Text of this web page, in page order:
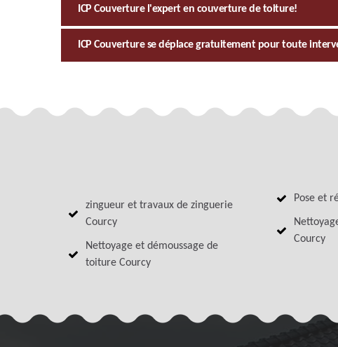
ICP Couverture l'expert en couverture de toiture!
ICP Couverture se déplace gratuitement pour toute
zingueur et travaux de zinguerie
Courcy
Nettoyage et démoussage de
toiture Courcy
Pose et
Courcy